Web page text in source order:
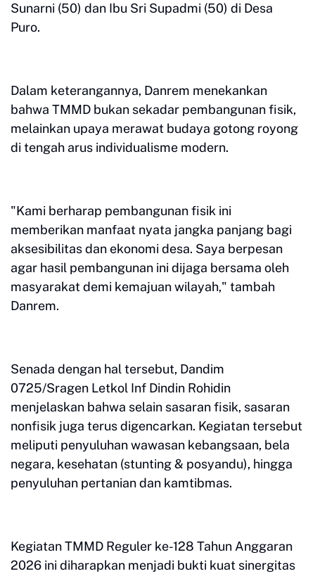
Sunarni (50) dan Ibu Sri Supadmi (50) di Desa
Puro.
​Dalam keterangannya, Danrem menekankan
bahwa TMMD bukan sekadar pembangunan fisik,
melainkan upaya merawat budaya gotong royong
di tengah arus individualisme modern.
​"Kami berharap pembangunan fisik ini
memberikan manfaat nyata jangka panjang bagi
aksesibilitas dan ekonomi desa. Saya berpesan
agar hasil pembangunan ini dijaga bersama oleh
masyarakat demi kemajuan wilayah," tambah
Danrem.
​Senada dengan hal tersebut, Dandim
0725/Sragen Letkol Inf Dindin Rohidin
menjelaskan bahwa selain sasaran fisik, sasaran
nonfisik juga terus digencarkan. Kegiatan tersebut
meliputi penyuluhan wawasan kebangsaan, bela
negara, kesehatan (stunting & posyandu), hingga
penyuluhan pertanian dan kamtibmas.
​Kegiatan TMMD Reguler ke-128 Tahun Anggaran
2026 ini diharapkan menjadi bukti kuat sinergitas